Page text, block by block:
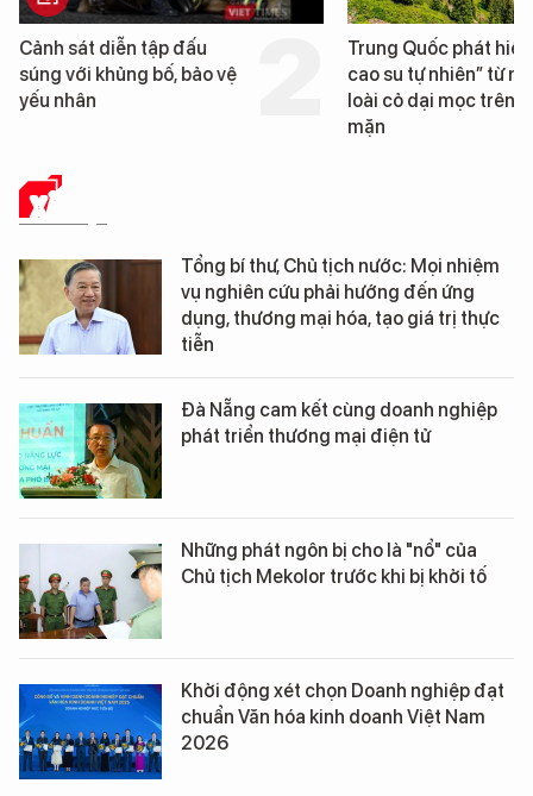
Trung Quốc phát hiện “mỏ
cao su tự nhiên” từ một
loài cỏ dại mọc trên đất
Loạt dự án bất
Đà Nẵng sắp bị
XÃ HỘI
Tổng bí thư, Chủ tịch nước: Mọi nhiệm
vụ nghiên cứu phải hướng đến ứng
dụng, thương mại hóa, tạo giá trị thực
tiễn
Đà Nẵng cam kết cùng doanh nghiệp
phát triển thương mại điện tử
Những phát ngôn bị cho là "nổ" của
Chủ tịch Mekolor trước khi bị khởi tố
Khởi động xét chọn Doanh nghiệp đạt
chuẩn Văn hóa kinh doanh Việt Nam
2026